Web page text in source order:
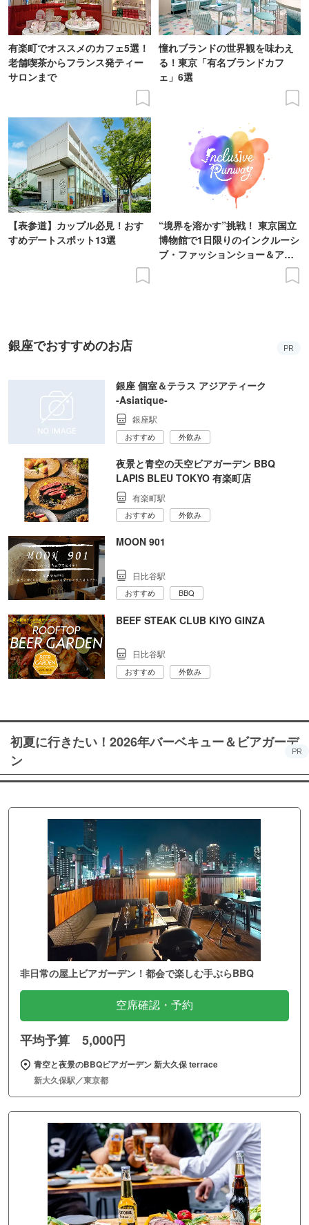
有楽町でオススメのカフェ5選！
老舗喫茶からフランス発ティー
サロンまで
憧れブランドの世界観を味わえ
る！東京「有名ブランドカフ
ェ」6選
【表参道】カップル必見！おす
すめデートスポット13選
“境界を溶かす”挑戦！ 東京国立
博物館で1日限りのインクルーシ
ブ・ファッションショー＆アー
銀座でおすすめのお店 PR
銀座 個室＆テラス アジアティーク
‐Asiatique‐
銀座駅
おすすめ 外飲み
夜景と青空の天空ビアガーデン BBQ
LAPIS BLEU TOKYO 有楽町店
有楽町駅
おすすめ 外飲み
MOON 901
日比谷駅
おすすめ BBQ
BEEF STEAK CLUB KIYO GINZA
日比谷駅
おすすめ 外飲み
初夏に行きたい！2026年バーベキュー＆ビアガーデ
ン
PR
非日常の屋上ビアガーデン！都会で楽しむ手ぶらBBQ
空席確認・予約
平均予算 5,000円
青空と夜景のBBQビアガーデン 新大久保 terrace
新大久保駅／東京都